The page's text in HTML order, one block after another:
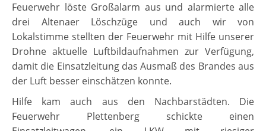
Feuerwehr löste Großalarm aus und alarmierte alle
drei Altenaer Löschzüge und auch wir von
Lokalstimme stellten der Feuerwehr mit Hilfe unserer
Drohne aktuelle Luftbildaufnahmen zur Verfügung,
damit die Einsatzleitung das Ausmaß des Brandes aus
der Luft besser einschätzen konnte.
Hilfe kam auch aus den Nachbarstädten. Die
Feuerwehr Plettenberg schickte einen